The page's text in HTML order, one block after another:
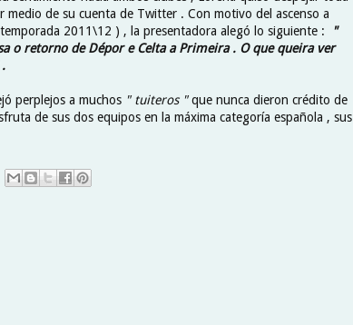
de su cuenta de Twitter . Con motivo del ascenso a
2011\12 ) , la presentadora alegó lo siguiente :
"
o retorno de Dépor e Celta a Primeira . O que queira ver
perplejos a muchos " tuiteros "que nunca dieron crédito de
de sus dos equipos en la máxima categoría española , sus